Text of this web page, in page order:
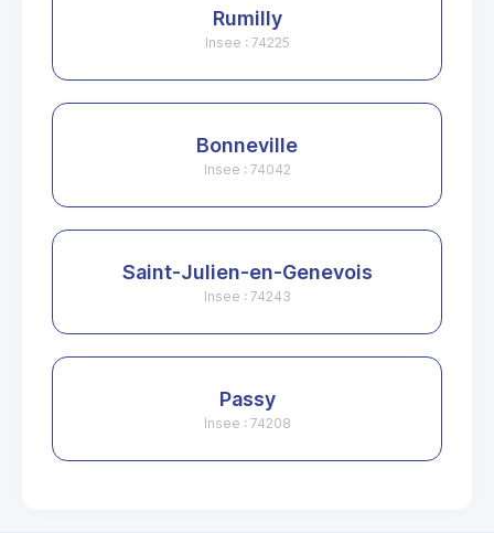
Rumilly
Insee : 74225
Bonneville
Insee : 74042
Saint-Julien-en-Genevois
Insee : 74243
Passy
Insee : 74208